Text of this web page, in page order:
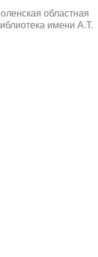
областная
имени А.Т.